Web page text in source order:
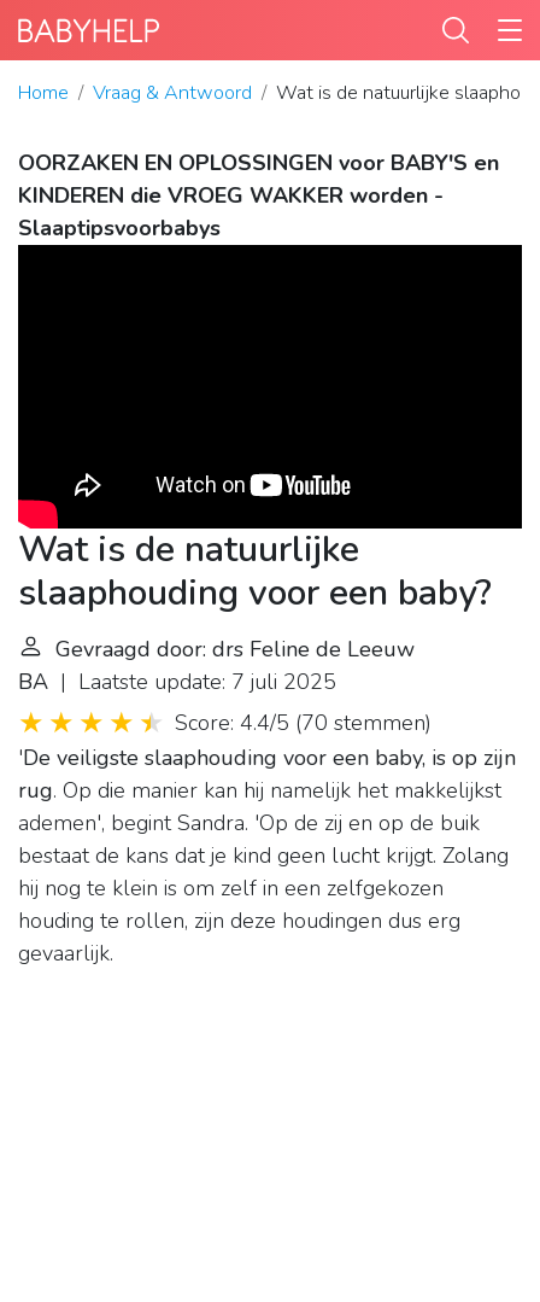
Home Vraag & Antwoord Wat is de natuurlijke
OORZAKEN EN OPLOSSINGEN voor BABY'S en
KINDEREN die VROEG WAKKER worden -
Slaaptipsvoorbabys
Wat is de natuurlijke
slaaphouding voor een baby?
Gevraagd door: drs Feline de Leeuw
BA | Laatste update: 7 juli 2025
Score: 4.4/5 (70 stemmen)
'De veiligste slaaphouding voor een baby, is op zijn
rug. Op die manier kan hij namelijk het makkelijkst
ademen', begint Sandra. 'Op de zij en op de buik
bestaat de kans dat je kind geen lucht krijgt. Zolang
hij nog te klein is om zelf in een zelfgekozen
houding te rollen, zijn deze houdingen dus erg
gevaarlijk.